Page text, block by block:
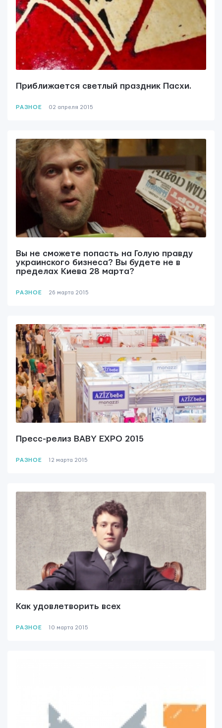
Приближается светлый праздник Пасхи.
РАЗНОЕ 02 апреля 2015
Вы не сможете попасть на Голую правду
украинского бизнеса? Вы будете не в
пределах Киева 28 марта?
РАЗНОЕ 26 мартa 2015
Пресс-релиз BABY EXPO 2015
РАЗНОЕ 12 мартa 2015
Как удовлетворить всех
РАЗНОЕ 10 мартa 2015
info@yudjes.com
Rävala pst 8-ruum 810, 10143, Tallinn
Yudjes OÜ